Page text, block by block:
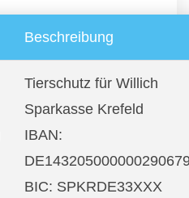
Beschreibung
Tierschutz für Willich
Sparkasse Krefeld
IBAN:
BIC: SPKRDE33XXX